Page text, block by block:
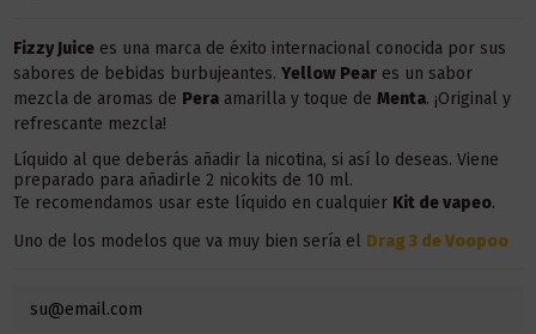
Fizzy Juicees una marca de éxito internacional conocida por sus
sabores de bebidas burbujeantes. Yellow Peares un sabor
mezcla de aromas de Peraamarilla y toque de Menta. ¡Original y
refrescante mezcla!
Líquido al que deberás añadir la nicotina, si así lo deseas. Viene
preparado para añadirle 2 nicokits de 10 ml.
Te recomendamos usar este líquido en cualquier Kit de vapeo.
Uno de los modelos que va muy bien sería el Drag 3 de Voopoo